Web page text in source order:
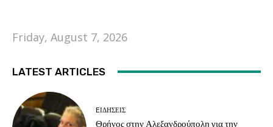
Friday, August 7, 2026
LATEST ARTICLES
EΙΔΗΣΕΙΣ
Θρήνος στην Αλεξανδρούπολη για την